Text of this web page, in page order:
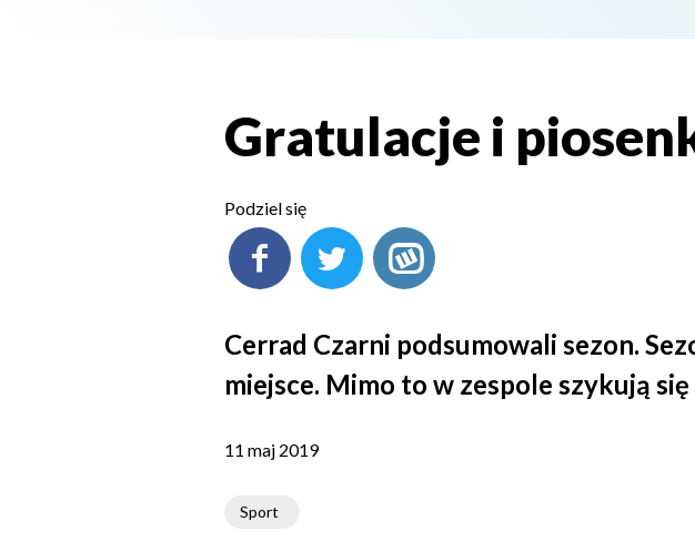
Gratulacje i
Podziel się
Cerrad Czarni podsumowali sezon.
miejsce. Mimo to w zespole szykują
11 maj 2019
Sport